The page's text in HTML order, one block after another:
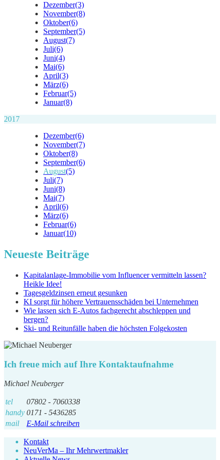
Dezember(3)
November(8)
Oktober(6)
September(5)
August(7)
Juli(6)
Juni(4)
Mai(6)
April(3)
März(6)
Februar(5)
Januar(8)
2017
Dezember(6)
November(7)
Oktober(8)
September(6)
August(5)
Juli(7)
Juni(8)
Mai(7)
April(6)
März(6)
Februar(6)
Januar(10)
Neueste Beiträge
Kapitalanlage-Immobilie vom Influencer vermitteln lassen?
Heikle Idee!
Tagesgeldzinsen erneut gesunken
KI sorgt für höhere Vertrauensschäden bei Unternehmen
Wie lassen sich E-Autos fachgerecht abschleppen und
bergen?
Ski- und Reitunfälle haben die höchsten Folgekosten
Ich freue mich auf Ihre Kontaktaufnahme
Michael Neuberger
tel
07802 - 7060338
handy 0171 - 5436285
mail
E-Mail schreiben
Kontakt
NeuVerMa – Ihr Mehrwertmakler